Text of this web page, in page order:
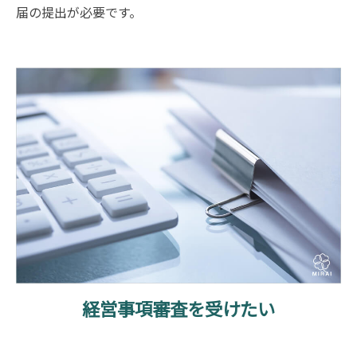
届の提出が必要です。
経営事項審査を受けたい